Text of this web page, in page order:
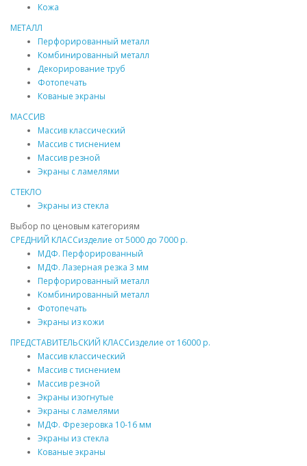
Кожа
МЕТАЛЛ
Перфорированный металл
Комбинированный металл
Декорирование труб
Фотопечать
Кованые экраны
МАССИВ
Массив классический
Массив с тиснением
Массив резной
Экраны с ламелями
СТЕКЛО
Экраны из стекла
Выбор по ценовым категориям
СРЕДНИЙ КЛАССизделие от5000 до 7000 р.
МДФ. Перфорированный
МДФ. Лазерная резка 3 мм
Перфорированный металл
Комбинированный металл
Фотопечать
Экраны из кожи
ПРЕДСТАВИТЕЛЬСКИЙ КЛАССизделие от 16000 р.
Массив классический
Массив с тиснением
Массив резной
Экраны изогнутые
Экраны с ламелями
МДФ. Фрезеровка 10-16 мм
Экраны из стекла
Кованые экраны